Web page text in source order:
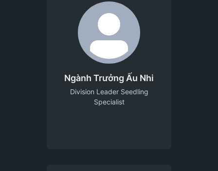
Ngành Trưởng Ấu Nhi
Division Leader Seedling
Specialist